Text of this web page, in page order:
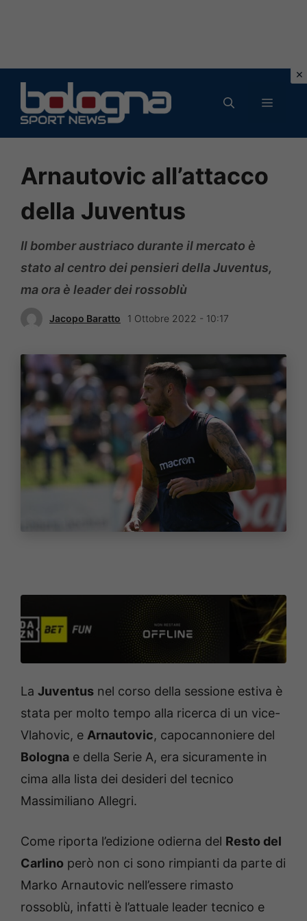
contenuto
MENU
Arnautovic all’attacco
della Juventus
Il bomber austriaco durante il mercato è
stato al centro dei pensieri della Juventus,
ma ora è leader dei rossoblù
Jacopo Baratto 1 Ottobre 2022 - 10:17
La Juventus nel corso della sessione estiva è
stata per molto tempo alla ricerca di un vice-
Vlahovic, e Arnautovic, capocannoniere del
Bologna e della Serie A, era sicuramente in
cima alla lista dei desideri del tecnico
Massimiliano Allegri.
Come riporta l’edizione odierna del Resto del
Carlino però non ci sono rimpianti da parte di
Marko Arnautovic nell’essere rimasto
rossoblù, infatti è l’attuale leader tecnico e